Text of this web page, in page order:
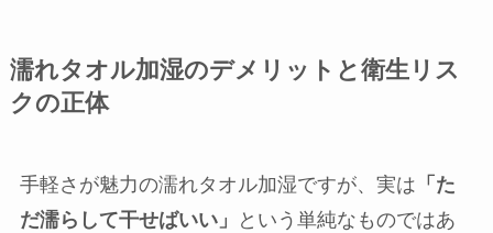
濡れタオル加湿のデメリットと衛生リス
クの正体
手軽さが魅力の濡れタオル加湿ですが、実は 「た
だ濡らして干せばいい」
という単純なものではあ